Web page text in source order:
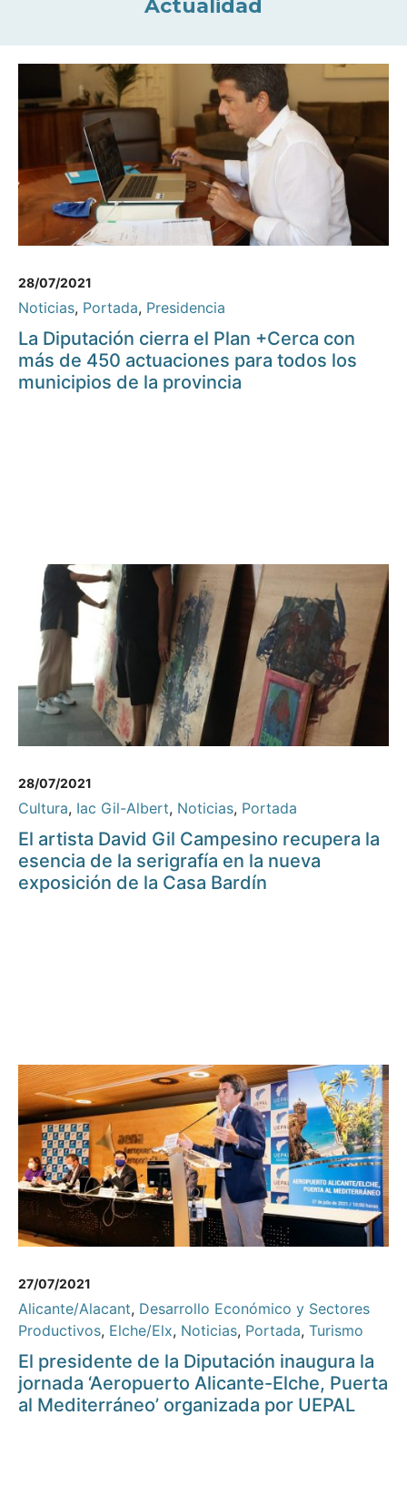
Actualidad
28/07/2021
Noticias, Portada, Presidencia
La Diputación cierra el Plan +Cerca con
más de 450 actuaciones para todos los
municipios de la provincia
28/07/2021
Cultura, Iac Gil-Albert, Noticias, Portada
El artista David Gil Campesino recupera la
esencia de la serigrafía en la nueva
exposición de la Casa Bardín
27/07/2021
Alicante/Alacant, Desarrollo Económico y Sectores
Productivos, Elche/Elx, Noticias, Portada, Turismo
El presidente de la Diputación inaugura la
jornada ‘Aeropuerto Alicante-Elche, Puerta
al Mediterráneo’ organizada por UEPAL